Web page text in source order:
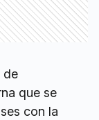
de
que se
con la